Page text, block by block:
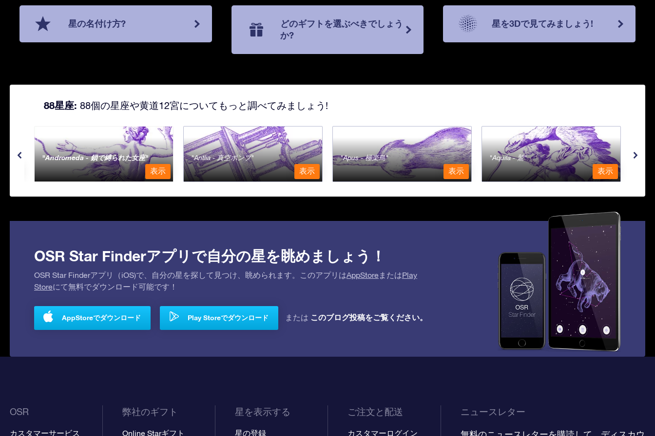
星の名付け方?
どのギフトを選ぶべきでしょう
か?
星を3Dで見てみましょう!
88星座: 88個の星座や黄道12宮についてもっと調べてみましょう!
Andromeda - 鎖で縛られた女座
表示
Antlia - 真空ポンプ
表示
Apus - 極楽鳥
表示
Aquila - 鷲
表示
OSR Star Finderアプリで自分の星を眺めましょう！
OSR Star Finderアプリ（iOS)で、自分の星を探して見つけ、眺められます。このアプリはAppStore またはPlay
Storeにて無料でダウンロード可能です！
AppStoreでダウンロード Play Storeでダウンロード または このブログ投稿をご覧ください。
OSR
カスタマーサービス
弊社のギフト
Online Starギフト
星を表示する
星の登録
ご注文と配送
カスタマーログイン
ニュースレター